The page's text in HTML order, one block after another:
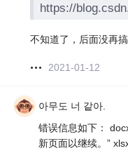
https://
不知道了，后面没再
2021-01-12
아무도 너 같아.
错误信息如下：
新页面以继续。”